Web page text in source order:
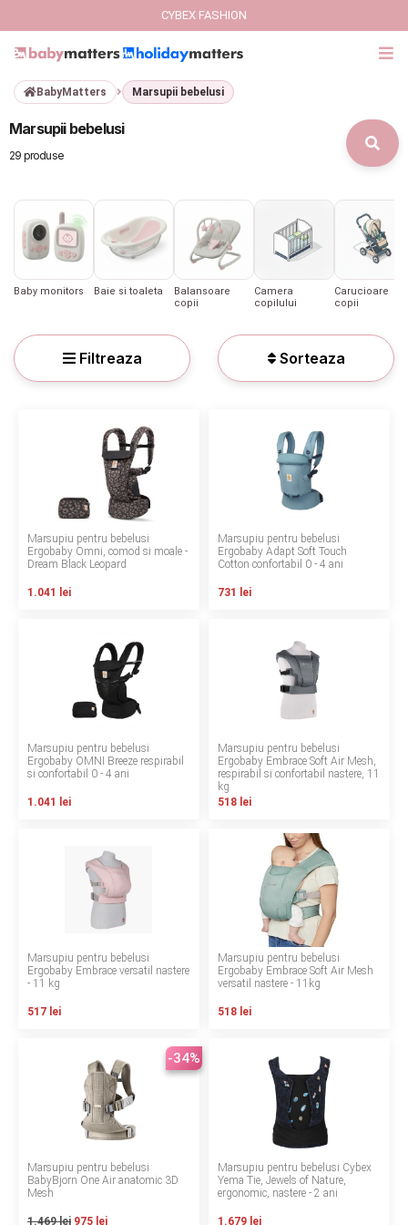
GIFT CARD
Branduri
CARUCIOARE COPII
CAMERA COPILULUI
JUCARII
MARSUPII BEBELUSI
BALANSOARE COPII
BABY MONITORS
BAIE SI TOALETA
Informatii companie
Despre noi
Regulament giveaway
Showroom
Depozit
Q & A
CYBEX FASHION
BabyMatters Marsupii bebelusi
Marsupii bebelusi
29 produse
Baby monitors Baie si toaleta
Balansoare
copii
Camera
copilului
Carucioare
copii
Filtreaza Sorteaza
Marsupiu pentru bebelusi
Ergobaby Omni, comod si moale -
Dream Black Leopard
1.041 lei
Marsupiu pentru bebelusi
Ergobaby Adapt Soft Touch
Cotton confortabil 0 - 4 ani
731 lei
Marsupiu pentru bebelusi
Ergobaby OMNI Breeze respirabil
si confortabil 0 - 4 ani
1.041 lei
Marsupiu pentru bebelusi
Ergobaby Embrace Soft Air Mesh,
respirabil si confortabil nastere, 11
kg
518 lei
Marsupiu pentru bebelusi
Ergobaby Embrace versatil nastere
- 11 kg
517 lei
Marsupiu pentru bebelusi
Ergobaby Embrace Soft Air Mesh
versatil nastere - 11kg
518 lei
-34%
Marsupiu pentru bebelusi
BabyBjorn One Air anatomic 3D
Mesh
1.469 lei 975 lei
Marsupiu pentru bebelusi Cybex
Yema Tie, Jewels of Nature,
ergonomic, nastere - 2 ani
1.679 lei